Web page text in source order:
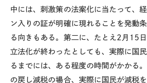
中には、刺激策の法案化に当たって、
ン入りの証が明確に現れることを発動
る向きもある。第二に、たとえ2月15
立法化が終わったとしても、実際に国
るまでには、ある程度の時間がかかる
の戻し減税の場合、実際に国民が減税